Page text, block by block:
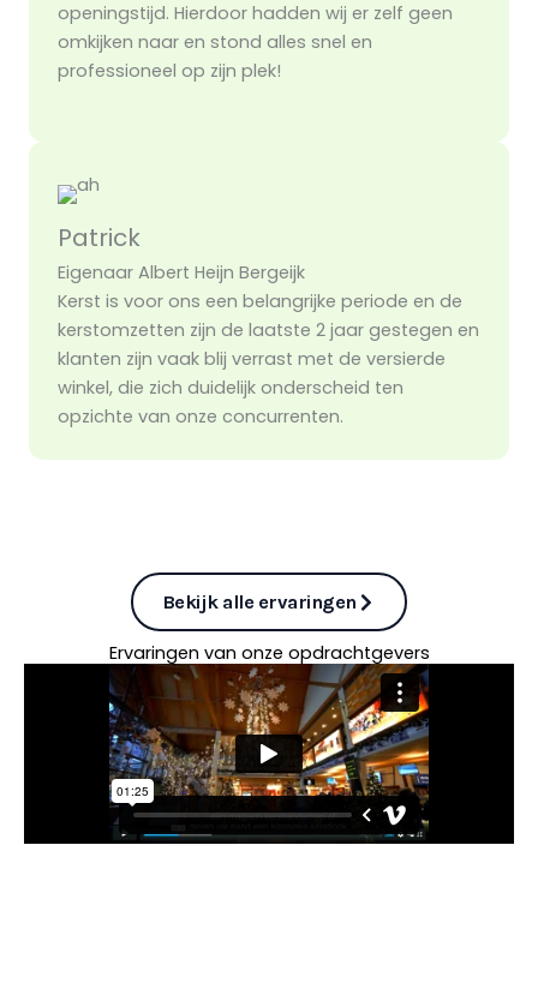
openingstijd. Hierdoor hadden wij er zelf geen
omkijken naar en stond alles snel en
professioneel op zijn plek!
Patrick
Eigenaar Albert Heijn Bergeijk
Kerst is voor ons een belangrijke periode en de
kerstomzetten zijn de laatste 2 jaar gestegen en
klanten zijn vaak blij verrast met de versierde
winkel, die zich duidelijk onderscheid ten
opzichte van onze concurrenten.
Bekijk alle ervaringen
Ervaringen van onze opdrachtgevers